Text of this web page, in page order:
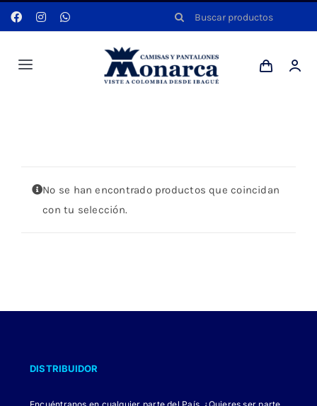
Saltar
al
Buscar:
Toggle
Dotaciones
No se han encontrado productos que coincidan
con tu selección.
DISTRIBUIDOR